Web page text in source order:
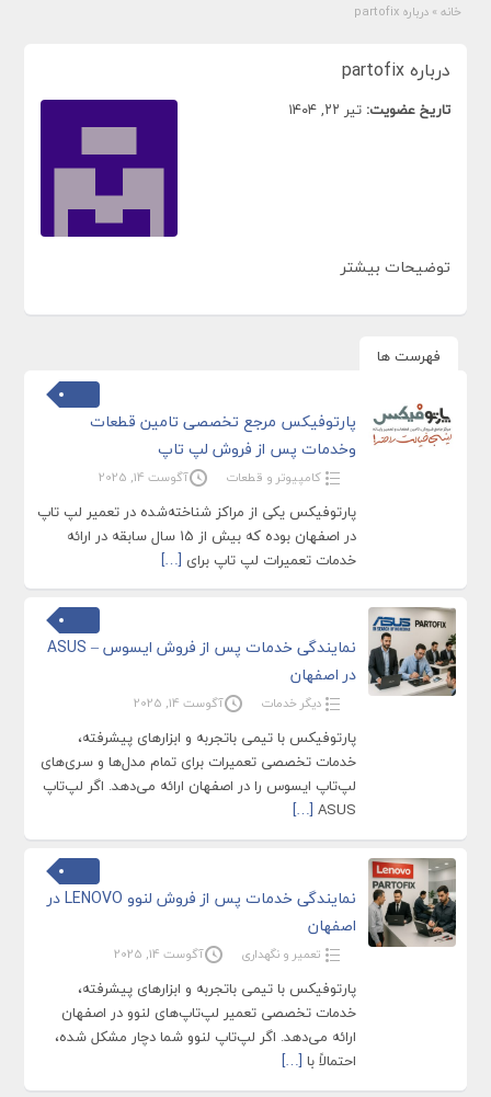
خانه » درباره partofix
درباره partofix
تاریخ عضویت: تیر ۲۲, ۱۴۰۴
توضیحات بیشتر
فهرست ها
پارتوفیکس مرجع تخصصی تامین قطعات
وخدمات پس از فروش لپ تاپ
کامپیوتر و قطعات آگوست 14, 2025
پارتوفیکس یکی از مراکز شناخته‌شده در تعمیر لپ تاپ
در اصفهان بوده که بیش از 15 سال سابقه در ارائه
خدمات تعمیرات لپ تاپ برای […]
نمایندگی خدمات پس از فروش ایسوس – ASUS
در اصفهان
دیگر خدمات آگوست 14, 2025
پارتوفیکس با تیمی باتجربه و ابزارهای پیشرفته،
خدمات تخصصی تعمیرات برای تمام مدل‌ها و سری‌های
لپ‌تاپ ایسوس را در اصفهان ارائه می‌دهد. اگر لپ‌تاپ
ASUS
[…]
نمایندگی خدمات پس از فروش لنوو LENOVO در
اصفهان
تعمیر و نگهداری آگوست 14, 2025
پارتوفیکس با تیمی باتجربه و ابزارهای پیشرفته،
خدمات تخصصی تعمیر لپ‌تاپ‌های لنوو در اصفهان
ارائه می‌دهد. اگر لپ‌تاپ لنوو شما دچار مشکل شده،
احتمالاً با […]